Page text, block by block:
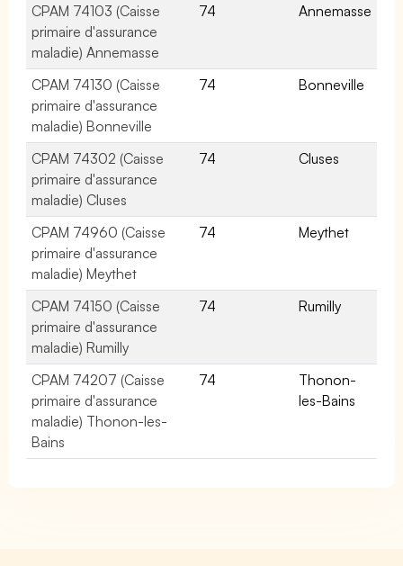
CPAM 74103 (Caisse
primaire d'assurance
maladie) Annemasse
74 Annemasse
CPAM 74130 (Caisse
primaire d'assurance
maladie) Bonneville
74 Bonneville
CPAM 74302 (Caisse
primaire d'assurance
maladie) Cluses
74 Cluses
CPAM 74960 (Caisse
primaire d'assurance
maladie) Meythet
74 Meythet
CPAM 74150 (Caisse
primaire d'assurance
maladie) Rumilly
74 Rumilly
CPAM 74207 (Caisse
primaire d'assurance
maladie) Thonon-les-
Bains
74
Thonon-
les-Bains